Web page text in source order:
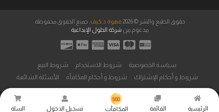
الرئيسية القائمة المكافآت تسجيل الدخول السلة
حقوق الطبع والنشر © 2026 قهوة د.كيف, جميع الحقوق محفوظة.
مدعوم من شركة الحلول الإبداعية
سياسة الخصوصية شروط الاستخدام
شروط البيع
شروط و أحكام الإشتراك
شروط و أحكام المكافأة الأسئلة الشائعة